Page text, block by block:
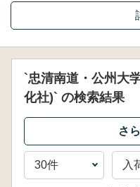
`忠清南道・公州大
化社)` の検索結果